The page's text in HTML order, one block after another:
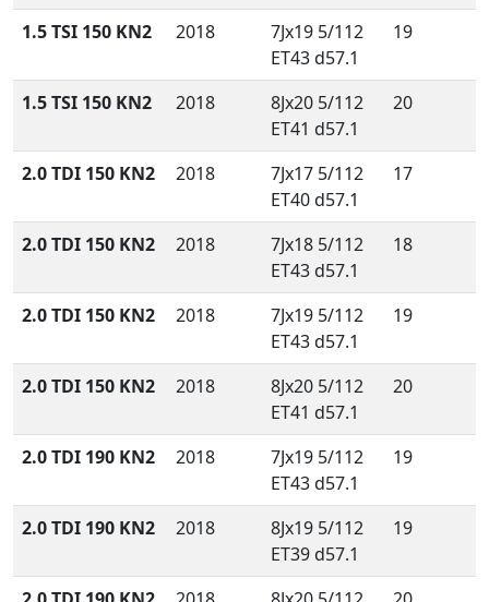
1.5 TSI 150 KN2 2018
7Jx19 5/112
ET43 d57.1
19
1.5 TSI 150 KN2 2018
8Jx20 5/112
ET41 d57.1
20
2.0 TDI 150 KN2 2018
7Jx17 5/112
ET40 d57.1
17
2.0 TDI 150 KN2 2018
7Jx18 5/112
ET43 d57.1
18
2.0 TDI 150 KN2 2018
7Jx19 5/112
ET43 d57.1
19
2.0 TDI 150 KN2 2018
8Jx20 5/112
ET41 d57.1
20
2.0 TDI 190 KN2 2018
7Jx19 5/112
ET43 d57.1
19
2.0 TDI 190 KN2 2018
8Jx19 5/112
ET39 d57.1
19